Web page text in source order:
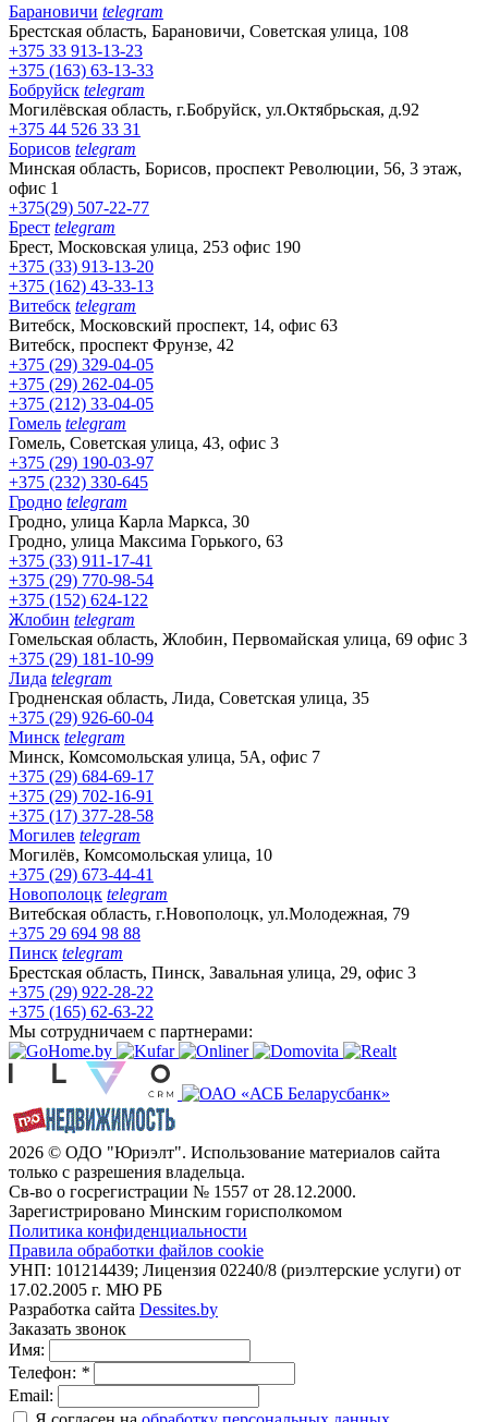
Барановичи telegram
Брестская область, Барановичи, Советская улица, 108
+375 33 913-13-23
+375 (163) 63-13-33
Бобруйск telegram
Могилёвская область, г.Бобруйск, ул.Октябрьская, д.92
+375 44 526 33 31
Борисов telegram
Минская область, Борисов, проспект Революции, 56, 3 этаж,
офис 1
+375(29) 507-22-77
Брест telegram
Брест, Московская улица, 253 офис 190
+375 (33) 913-13-20
+375 (162) 43-33-13
Витебск telegram
Витебск, Московский проспект, 14, офис 63
Витебск, проспект Фрунзе, 42
+375 (29) 329-04-05
+375 (29) 262-04-05
+375 (212) 33-04-05
Гомель telegram
Гомель, Советская улица, 43, офис 3
+375 (29) 190-03-97
+375 (232) 330-645
Гродно telegram
Гродно, улица Карла Маркса, 30
Гродно, улица Максима Горького, 63
+375 (33) 911-17-41
+375 (29) 770-98-54
+375 (152) 624-122
Жлобин telegram
Гомельская область, Жлобин, Первомайская улица, 69 офис 3
+375 (29) 181-10-99
Лида telegram
Гродненская область, Лида, Советская улица, 35
+375 (29) 926-60-04
Минск telegram
Минск, Комсомольская улица, 5А, офис 7
+375 (29) 684-69-17
+375 (29) 702-16-91
+375 (17) 377-28-58
Могилев telegram
Могилёв, Комсомольская улица, 10
+375 (29) 673-44-41
Новополоцк telegram
Витебская область, г.Новополоцк, ул.Молодежная, 79
+375 29 694 98 88
Пинск telegram
Брестская область, Пинск, Завальная улица, 29, офис 3
+375 (29) 922-28-22
+375 (165) 62-63-22
Мы сотрудничаем с партнерами:
2026 © ОДО "Юриэлт". Использование материалов сайта
только с разрешения владельца.
Св-во о госрегистрации № 1557 от 28.12.2000.
Зарегистрировано Минским горисполкомом
Политика конфиденциальности
Правила обработки файлов cookie
УНП: 101214439; Лицензия 02240/8 (риэлтерские услуги) от
17.02.2005 г. МЮ РБ
Разработка сайта Dessites.by
Заказать звонок
Имя:
Телефон: *
Email: